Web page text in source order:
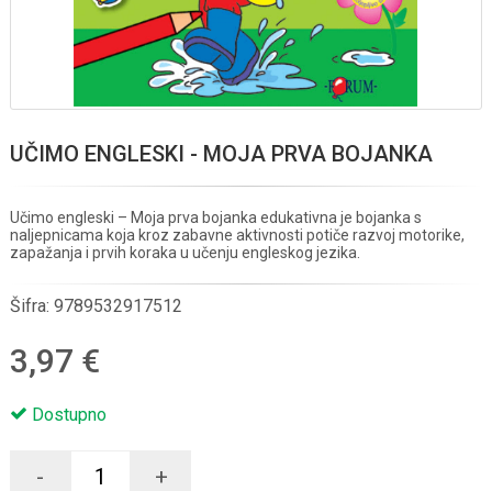
UČIMO ENGLESKI - MOJA PRVA BOJANKA
Učimo engleski – Moja prva bojanka edukativna je bojanka s
naljepnicama koja kroz zabavne aktivnosti potiče razvoj motorike,
zapažanja i prvih koraka u učenju engleskog jezika.
Šifra: 9789532917512
3,97 €
Dostupno
- +